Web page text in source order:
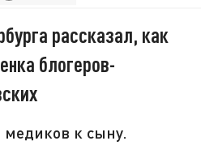
рассказал, как
блогеров-
к сыну.